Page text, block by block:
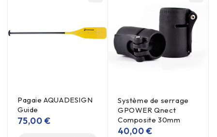
Pagaie AQUADESIGN
Guide
75,00€
Système de serrage
GPOWER Qnect
Composite 30mm
40,00€